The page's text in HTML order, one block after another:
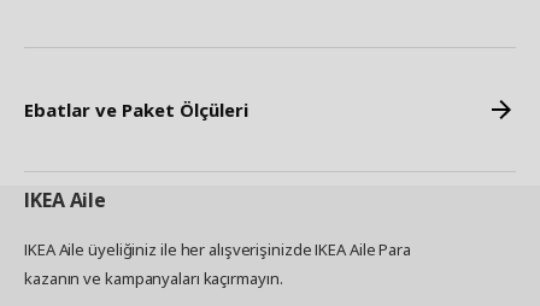
Ebatlar ve Paket Ölçüleri
IKEAAile
IKEA Aile üyeliğiniz ile her alışverişinizde IKEA Aile Para
kazanın ve kampanyaları kaçırmayın.